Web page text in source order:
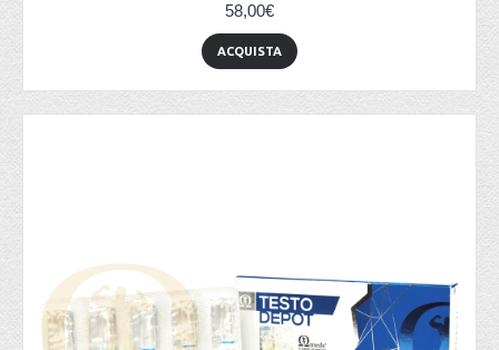
58,00€
ACQUISTA